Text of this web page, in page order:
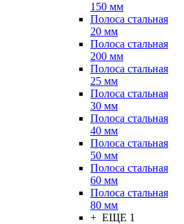
150 мм
Полоса стальная
20 мм
Полоса стальная
200 мм
Полоса стальная
25 мм
Полоса стальная
30 мм
Полоса стальная
40 мм
Полоса стальная
50 мм
Полоса стальная
60 мм
Полоса стальная
80 мм
+ ЕЩЕ 1